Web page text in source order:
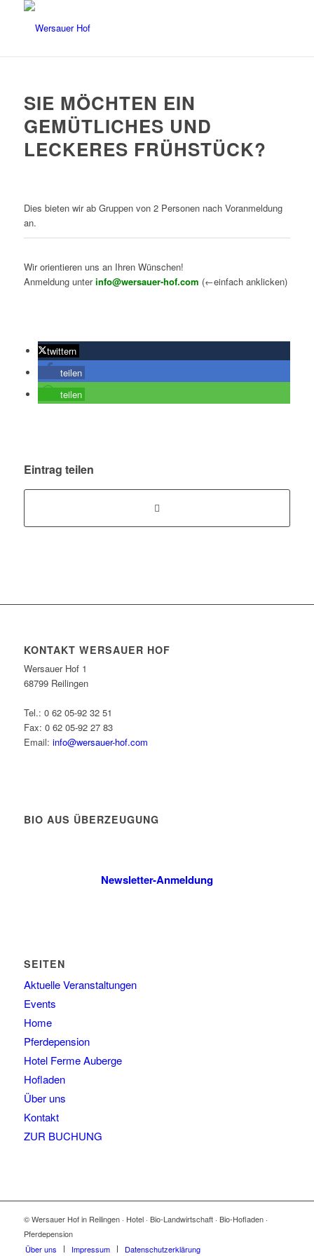
SIE MÖCHTEN EIN
GEMÜTLICHES UND
LECKERES FRÜHSTÜCK?
Dies bieten wir ab Gruppen von 2 Personen nach Voranmeldung
an.
Wir orientieren uns an Ihren Wünschen!
Anmeldung unterinfo@wersauer-hof.com (←einfach anklicken)
twittern
teilen
teilen
Eintrag teilen
KONTAKT WERSAUER HOF
Wersauer Hof 1
68799 Reilingen
Tel.: 0 62 05-92 32 51
Fax: 0 62 05-92 27 83
Email: info@wersauer-hof.com
BIO AUS ÜBERZEUGUNG
Newsletter-Anmeldung
SEITEN
Aktuelle Veranstaltungen
Events
Home
Pferdepension
Hotel Ferme Auberge
Hofladen
Über uns
Kontakt
ZUR BUCHUNG
© Wersauer Hof in Reilingen · Hotel · Bio-Landwirtschaft · Bio-Hofladen ·
Pferdepension
Über uns
Impressum Datenschutzerklärung